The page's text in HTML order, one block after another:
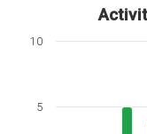
5
10